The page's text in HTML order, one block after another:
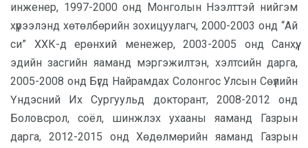
инженер, 1997-2000 онд Монголын Нээлттэй нийгэм
хүрээлэнд хөтөлбөрийн зохицуулагч, 2000-2003 онд “Ай
си” ХХК-д ерөнхий менежер, 2003-2005 онд Санхүү,
эдийн засгийн яаманд мэргэжилтэн, хэлтсийн дарга,
2005-2008 онд Бүгд Найрамдах Солонгос Улсын Сөүлийн
Үндэсний Их Сургуульд докторант, 2008-2012 онд
Боловсрол, соёл, шинжлэх ухааны яаманд Газрын
дарга, 2012-2015 онд Хөдөлмөрийн яаманд Газрын